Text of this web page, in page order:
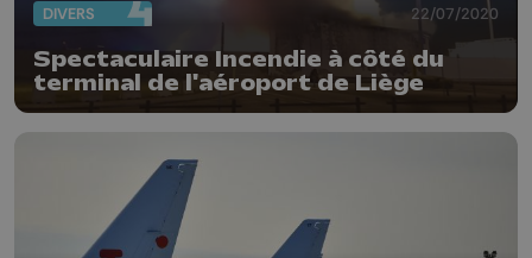
DIVERS 22/07/2020
Spectaculaire Incendie à côté du
terminal de l'aéroport de Liège